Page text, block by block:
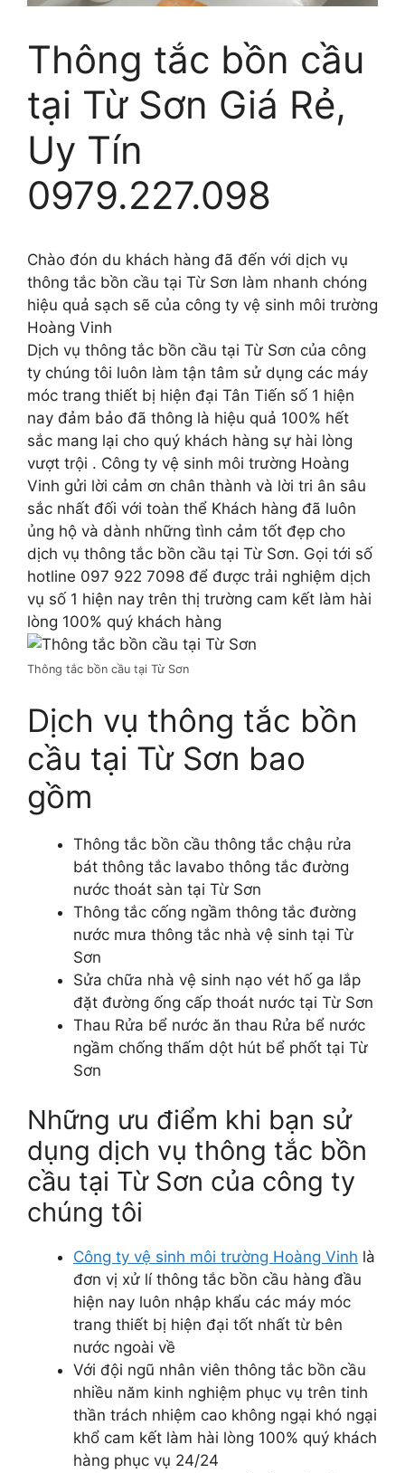
Thông tắc bồn cầu
tại Từ Sơn Giá Rẻ,
Uy Tín
0979.227.098
Chào đón du khách hàng đã đến với dịch vụ
thông tắc bồn cầu tại Từ Sơn làm nhanh chóng
hiệu quả sạch sẽ của công ty vệ sinh môi trường
Hoàng Vinh
Dịch vụ thông tắc bồn cầu tại Từ Sơn của công
ty chúng tôi luôn làm tận tâm sử dụng các máy
móc trang thiết bị hiện đại Tân Tiến số 1 hiện
nay đảm bảo đã thông là hiệu quả 100% hết
sắc mang lại cho quý khách hàng sự hài lòng
vượt trội . Công ty vệ sinh môi trường Hoàng
Vinh gửi lời cảm ơn chân thành và lời tri ân sâu
sắc nhất đối với toàn thể Khách hàng đã luôn
ủng hộ và dành những tình cảm tốt đẹp cho
dịch vụ thông tắc bồn cầu tại Từ Sơn. Gọi tới số
hotline 097 922 7098 để được trải nghiệm dịch
vụ số 1 hiện nay trên thị trường cam kết làm hài
lòng 100% quý khách hàng
Thông tắc bồn cầu tại Từ Sơn
Dịch vụ thông tắc bồn
cầu tại Từ Sơn bao
gồm
Thông tắc bồn cầu thông tắc chậu rửa
bát thông tắc lavabo thông tắc đường
nước thoát sàn tại Từ Sơn
Thông tắc cống ngầm thông tắc đường
nước mưa thông tắc nhà vệ sinh tại Từ
Sơn
Sửa chữa nhà vệ sinh nạo vét hố ga lắp
đặt đường ống cấp thoát nước tại Từ Sơn
Thau Rửa bể nước ăn thau Rửa bể nước
ngầm chống thấm dột hút bể phốt tại Từ
Sơn
Những ưu điểm khi bạn sử
dụng dịch vụ thông tắc bồn
cầu tại Từ Sơn của công ty
chúng tôi
Công ty vệ sinh môi trường Hoàng Vinh là
đơn vị xử lí thông tắc bồn cầu hàng đầu
hiện nay luôn nhập khẩu các máy móc
trang thiết bị hiện đại tốt nhất từ bên
nước ngoài về
Với đội ngũ nhân viên thông tắc bồn cầu
nhiều năm kinh nghiệm phục vụ trên tinh
thần trách nhiệm cao không ngại khó ngại
khổ cam kết làm hài lòng 100% quý khách
hàng phục vụ 24/24